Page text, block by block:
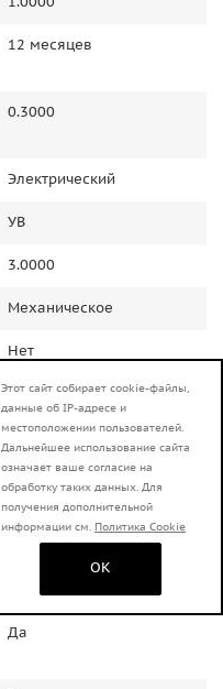
12 месяцев
0.3000
Электрический
УВ
3.0000
Механическое
Нет
16.0000
16.0000
32.0000
40.0000
Ультразвуковой
Да
Этот сайт собирает cookie-файлы,
данные об IP-адресе и
местоположении пользователей.
Дальнейшее использование сайта
означает ваше согласие на
обработку таких данных. Для
получения дополнительной
информации см. Политика Cookie
OK